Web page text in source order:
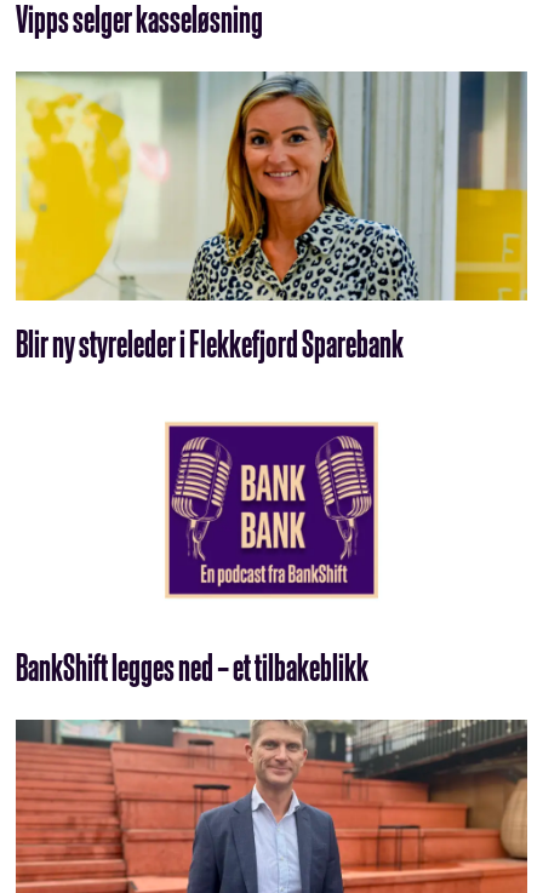
Vipps selger kasseløsning
Blir ny styreleder i Flekkefjord Sparebank
BankShift legges ned – et tilbakeblikk